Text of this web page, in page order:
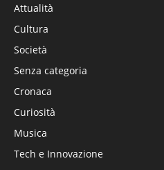
Attualità
Cultura
Società
Senza categoria
Cronaca
Curiosità
Musica
Tech e Innovazione